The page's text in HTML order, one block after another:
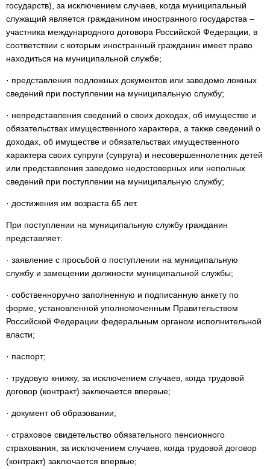
государств), за исключением случаев, когда муниципальный
служащий является гражданином иностранного государства –
участника международного договора Российской Федерации, в
соответствии с которым иностранный гражданин имеет право
находиться на муниципальной службе;
· представления подложных документов или заведомо ложных
сведений при поступлении на муниципальную службу;
· непредставления сведений о своих доходах, об имуществе и
обязательствах имущественного характера, а также сведений о
доходах, об имуществе и обязательствах имущественного
характера своих супруги (супруга) и несовершеннолетних детей
или представления заведомо недостоверных или неполных
сведений при поступлении на муниципальную службу;
· достижения им возраста 65 лет.
При поступлении на муниципальную службу гражданин
представляет:
· заявление с просьбой о поступлении на муниципальную
службу и замещении должности муниципальной службы;
· собственноручно заполненную и подписанную анкету по
форме, установленной уполномоченным Правительством
Российской Федерации федеральным органом исполнительной
власти;
· паспорт;
· трудовую книжку, за исключением случаев, когда трудовой
договор (контракт) заключается впервые;
· документ об образовании;
· страховое свидетельство обязательного пенсионного
страхования, за исключением случаев, когда трудовой договор
(контракт) заключается впервые;